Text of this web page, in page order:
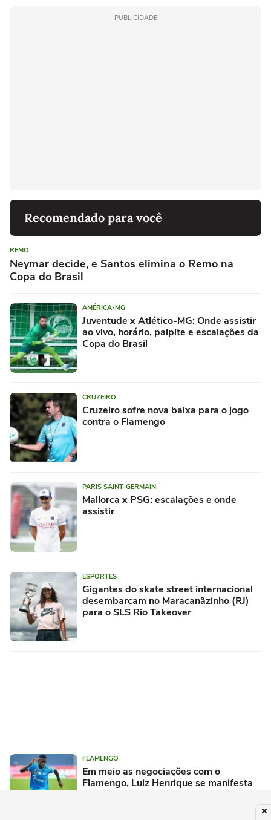
PUBLICIDADE
Recomendado para você
REMO
Neymar decide, e Santos elimina o Remo na
Copa do Brasil
AMÉRICA-MG
Juventude x Atlético-MG: Onde assistir
ao vivo, horário, palpite e escalações da
Copa do Brasil
CRUZEIRO
Cruzeiro sofre nova baixa para o jogo
contra o Flamengo
PARIS SAINT-GERMAIN
Mallorca x PSG: escalações e onde
assistir
ESPORTES
Gigantes do skate street internacional
desembarcam no Maracanãzinho (RJ)
para o SLS Rio Takeover
FLAMENGO
Em meio as negociações com o
Flamengo, Luiz Henrique se manifesta
através das redes sociais